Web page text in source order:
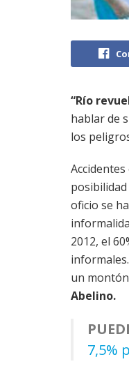
“Río
hablar de
los
oficio se
2012, el
un
Abelino.
7,5%